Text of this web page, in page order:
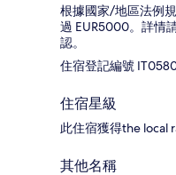
根據國家/地區法例
過 EUR5000。詳情
認。
住宿登記編號
住宿星級
此住宿獲得the local
其他名稱